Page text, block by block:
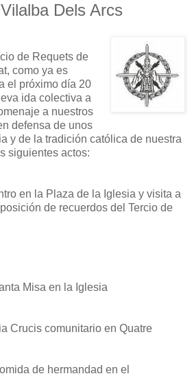
Dels Arcs
de Requets de
como ya es
el próximo día 20
ida colectiva a
a nuestros
defensa de unos
y de la tradición católica de nuestra
siguientes actos:
en la Plaza de la Iglesia y visita a
de recuerdos del Tercio de
Misa en la Iglesia
Crucis comunitario en Quatre
de hermandad en el